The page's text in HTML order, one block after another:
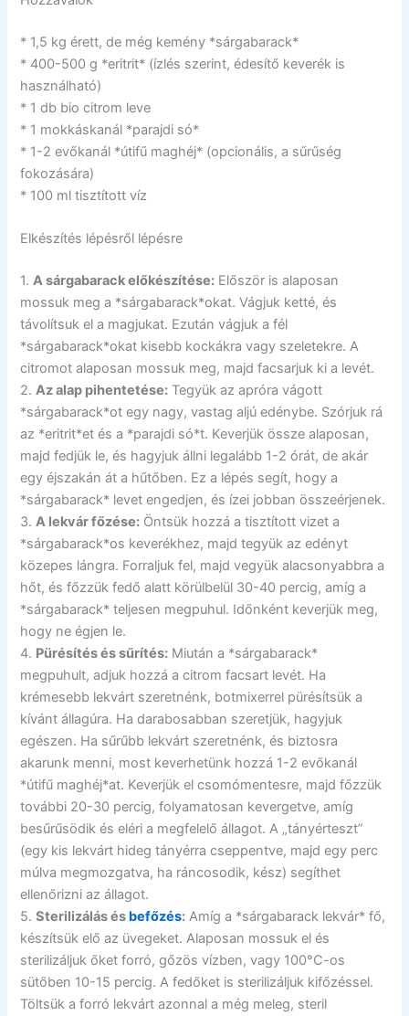
* 1,5 kg érett, de még kemény *sárgabarack*
* 400-500 g *eritrit* (ízlés szerint, édesítő keverék is
használható)
* 1 db bio citrom leve
* 1 mokkáskanál *parajdi só*
* 1-2 evőkanál *útifű maghéj* (opcionális, a sűrűség
fokozására)
* 100 ml tisztított víz
Elkészítés lépésről lépésre
1.A sárgabarack előkészítése: Először is alaposan
mossuk meg a *sárgabarack*okat. Vágjuk ketté, és
távolítsuk el a magjukat. Ezután vágjuk a fél
*sárgabarack*okat kisebb kockákra vagy szeletekre. A
citromot alaposan mossuk meg, majd facsarjuk ki a levét.
2.Az alap pihentetése: Tegyük az apróra vágott
*sárgabarack*ot egy nagy, vastag aljú edénybe. Szórjuk rá
az *eritrit*et és a *parajdi só*t. Keverjük össze alaposan,
majd fedjük le, és hagyjuk állni legalább 1-2 órát, de akár
egy éjszakán át a hűtőben. Ez a lépés segít, hogy a
*sárgabarack* levet engedjen, és ízei jobban összeérjenek.
3.A lekvár főzése: Öntsük hozzá a tisztított vizet a
*sárgabarack*os keverékhez, majd tegyük az edényt
közepes lángra. Forraljuk fel, majd vegyük alacsonyabbra a
hőt, és főzzük fedő alatt körülbelül 30-40 percig, amíg a
*sárgabarack* teljesen megpuhul. Időnként keverjük meg,
hogy ne égjen le.
4. Pürésítés és sűrítés: Miután a *sárgabarack*
megpuhult, adjuk hozzá a citrom facsart levét. Ha
krémesebb lekvárt szeretnénk, botmixerrel pürésítsük a
kívánt állagúra. Ha darabosabban szeretjük, hagyjuk
egészen. Ha sűrűbb lekvárt szeretnénk, és biztosra
akarunk menni, most keverhetünk hozzá 1-2 evőkanál
*útifű maghéj*at. Keverjük el csomómentesre, majd főzzük
további 20-30 percig, folyamatosan kevergetve, amíg
besűrűsödik és eléri a megfelelő állagot. A „tányérteszt”
(egy kis lekvárt hideg tányérra cseppentve, majd egy perc
múlva megmozgatva, ha ráncosodik, kész) segíthet
ellenőrizni az állagot.
5.Sterilizálás és befőzés: Amíg a *sárgabarack lekvár* fő,
készítsük elő az üvegeket. Alaposan mossuk el és
sterilizáljuk őket forró, gőzös vízben, vagy 100°C-os
sütőben 10-15 percig. A fedőket is sterilizáljuk kifőzéssel.
Töltsük a forró lekvárt azonnal a még meleg, steril